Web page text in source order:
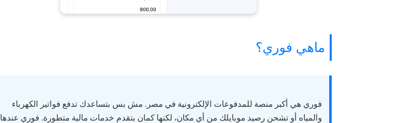
ماهي فوري؟
فوري هي أكبر منصة للمدفوعات الإلكترونية في مصر. مش بس بتساعدك تدفع فواتير الكهرباء
والمياه أو تشحن رصيد موبايلك من أي مكان، لكنها كمان بتقدم خدمات مالية متطورة. فوري عندها